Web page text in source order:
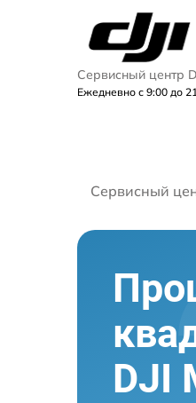
Сервисный центр
Ежедневно с 9:00 до
Сервисный
DJI